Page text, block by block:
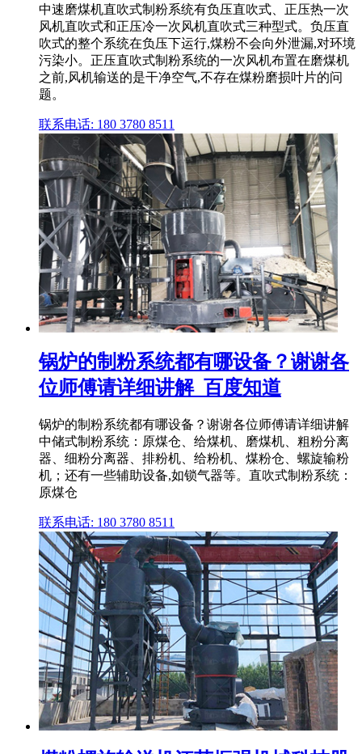
中速磨煤机直吹式制粉系统有负压直吹式、正压热一次
风机直吹式和正压冷一次风机直吹式三种型式。负压直
吹式的整个系统在负压下运行,煤粉不会向外泄漏,对环境
污染小。正压直吹式制粉系统的一次风机布置在磨煤机
之前,风机输送的是干净空气,不存在煤粉磨损叶片的问
题。
联系电话: 180 3780 8511
锅炉的制粉系统都有哪设备？谢谢各
位师傅请详细讲解_百度知道
锅炉的制粉系统都有哪设备？谢谢各位师傅请详细讲解
中储式制粉系统：原煤仓、给煤机、磨煤机、粗粉分离
器、细粉分离器、排粉机、给粉机、煤粉仓、螺旋输粉
机；还有一些辅助设备,如锁气器等。直吹式制粉系统：
原煤仓
联系电话: 180 3780 8511